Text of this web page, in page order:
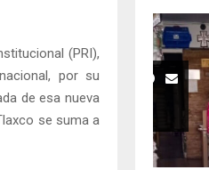
(PRI),
por su
de esa nueva
se suma a